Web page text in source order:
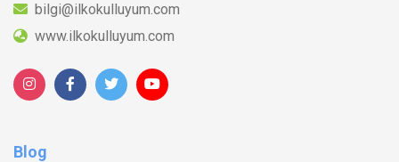
bilgi@ilkokulluyum.com
www.ilkokulluyum.com
Blog